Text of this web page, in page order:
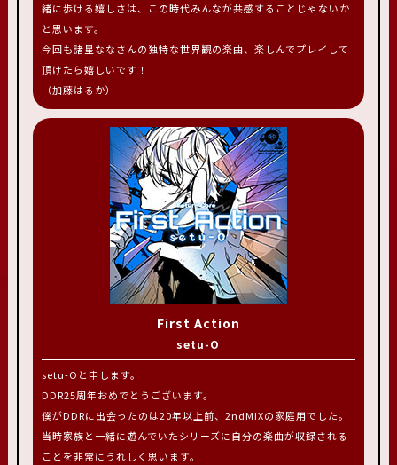
緒に歩ける嬉しさは、この時代みんなが共感することじゃないか
と思います。
今回も諸星ななさんの独特な世界観の楽曲、楽しんでプレイして
頂けたら嬉しいです！
（加藤はるか）
First Action
setu-O
setu-Oと申します。
DDR25周年おめでとうございます。
僕がDDRに出会ったのは20年以上前、2ndMIXの家庭用でした。
当時家族と一緒に遊んでいたシリーズに自分の楽曲が収録される
ことを非常にうれしく思います。